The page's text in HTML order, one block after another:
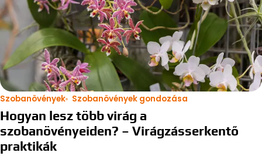
Szobanövények Szobanövények gondozása
Hogyan lesz több virág a
szobanövényeiden? – Virágzásserkentő
praktikák